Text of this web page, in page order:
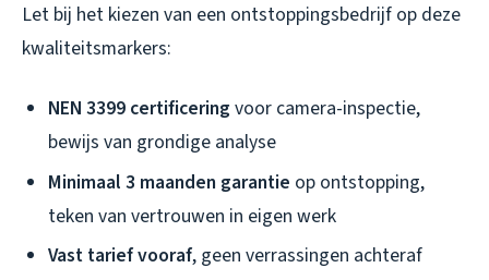
Let bij het kiezen van een ontstoppingsbedrijf op deze
kwaliteitsmarkers:
NEN 3399 certificering voor camera-inspectie,
bewijs van grondige analyse
Minimaal 3 maanden garantie op ontstopping,
teken van vertrouwen in eigen werk
Vast tarief vooraf, geen verrassingen achteraf